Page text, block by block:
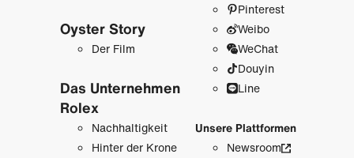
Oyster Story
Der Film
Das Unternehmen
Rolex
Nachhaltigkeit
Hinter der Krone
Pinterest
Weibo
WeChat
Douyin
Line
Unsere Plattformen
Newsroom